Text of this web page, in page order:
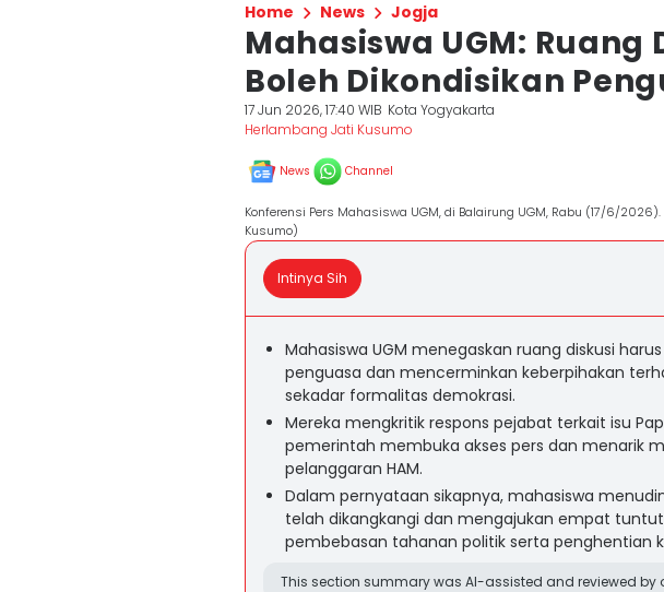
Home News Jogja
Mahasiswa UGM: Ruang
Boleh Dikondisikan
17 Jun 2026, 17:40 WIB Kota Yogyakarta
Herlambang Jati Kusumo
News Channel
Konferensi Pers Mahasiswa UGM, di Balairung UGM, Rabu (17/6/
Kusumo)
Intinya Sih
Mahasiswa UGM menegaskan ruang diskusi
penguasa dan mencerminkan keberpihakan
sekadar formalitas demokrasi.
Mereka mengkritik respons pejabat terkait isu
pemerintah membuka akses pers dan menarik
pelanggaran HAM.
Dalam pernyataan sikapnya, mahasiswa
telah dikangkangi dan mengajukan empat
pembebasan tahanan politik serta penghentian
This section summary was AI-assisted and reviewed by